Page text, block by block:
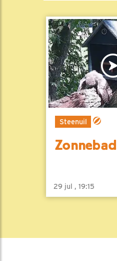
Steenuil
Zonnebad
29 jul , 19:15